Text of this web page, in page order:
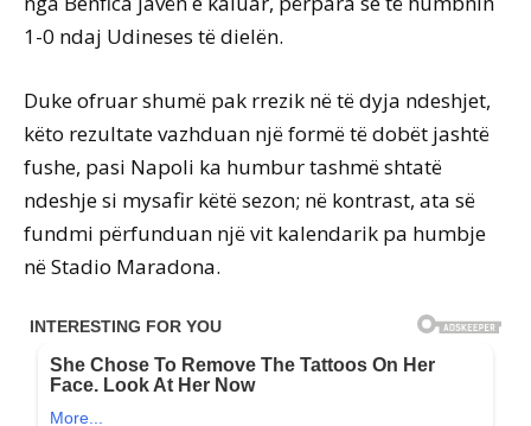
1-0 ndaj Udineses të dielën.
Duke ofruar shumë pak rrezik në të dyja ndeshjet,
këto rezultate vazhduan një formë të dobët jashtë
fushe, pasi Napoli ka humbur tashmë shtatë
ndeshje si mysafir këtë sezon; në kontrast, ata së
fundmi përfunduan një vit kalendarik pa humbje
në Stadio Maradona.